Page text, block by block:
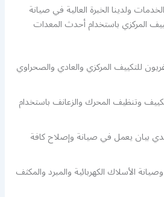
ولدينا الخبرة العالية في صيانة
المركزي باستخدام أحدث المعدات
للتكييف المركزي والعادي والصحراوي
وتنظيف المحرك والزعانف باستخدام
بيان يعمل في صيانة وإصلاح كافة
الأسلاك الكهربائية والمبرد والمكثف